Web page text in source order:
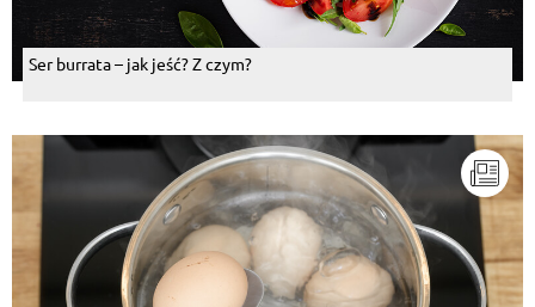
Ser burrata – jak jeść? Z czym?